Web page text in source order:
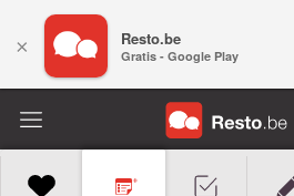
× Resto.be
Gratis - Google Play